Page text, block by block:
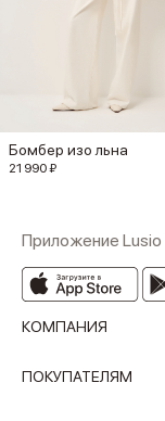
Бомбер изо льна
21 990 ₽
Приложение Lusio
КОМПАНИЯ
ПОКУПАТЕЛЯМ